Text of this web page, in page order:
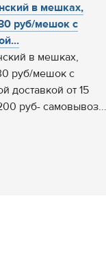
в мешках,
руб/мешок с
в мешках,
руб/мешок с
доставкой от 15
руб- самовывоз...